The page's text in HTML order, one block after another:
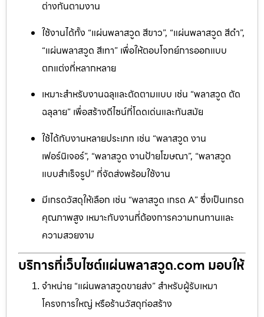
ต่างกันตามงาน
ใช้งานได้ทั้ง “แผ่นพลาสวูด สีขาว”, “แผ่นพลาสวูด สีดำ”,
“แผ่นพลาสวูด สีเทา” เพื่อให้ตอบโจทย์การออกแบบ
ตกแต่งที่หลากหลาย
เหมาะสำหรับงานฉลุและตัดตามแบบ เช่น “พลาสวูด ตัด
ฉลุลาย” เพื่อสร้างดีไซน์ที่โดดเด่นและทันสมัย
ใช้ได้กับงานหลายประเภท เช่น “พลาสวูด งาน
เฟอร์นิเจอร์”, “พลาสวูด งานป้ายโฆษณา”, “พลาสวูด
แบบสำเร็จรูป” ที่จัดส่งพร้อมใช้งาน
มีเกรดวัสดุให้เลือก เช่น “พลาสวูด เกรด A” ซึ่งเป็นเกรด
คุณภาพสูง เหมาะกับงานที่ต้องการความทนทานและ
ความสวยงาม
บริการที่เว็บไซต์แผ่นพลาสวูด.com มอบให้
จำหน่าย “แผ่นพลาสวูดขายส่ง” สำหรับผู้รับเหมา
โครงการใหญ่ หรือร้านวัสดุก่อสร้าง